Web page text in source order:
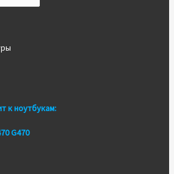
к ноутбукам:
G470